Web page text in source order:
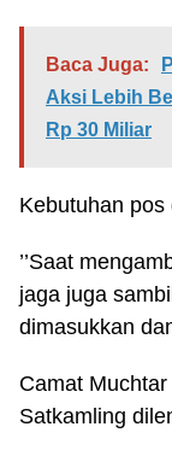
Baca Juga:
Aksi Lebih
Rp 30 Miliar
Kebutuhan
’’Saat
jaga juga
dimasukkan
Camat
Satkamling